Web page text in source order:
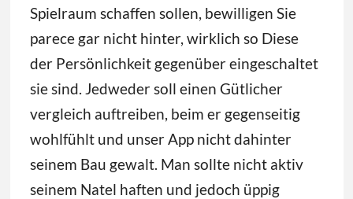
Spielraum schaffen sollen, bewilligen Sie
parece gar nicht hinter, wirklich so Diese
der Persönlichkeit gegenüber eingeschaltet
sie sind. Jedweder soll einen Gütlicher
vergleich auftreiben, beim er gegenseitig
wohlfühlt und unser App nicht dahinter
seinem Bau gewalt. Man sollte nicht aktiv
seinem Natel haften und jedoch üppig